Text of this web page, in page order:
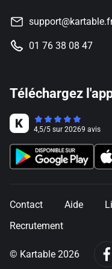
01 76 38 08 47
Téléchargez
4,5/5 sur 20269 avis
Contact Aide
Recrutement
© Kartable 2026